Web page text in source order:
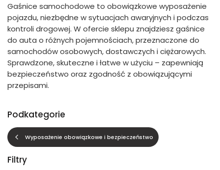
Gaśnice samochodowe to obowiązkowe wyposażenie
pojazdu, niezbędne w sytuacjach awaryjnych i podczas
kontroli drogowej. W ofercie sklepu znajdziesz gaśnice
do auta o różnych pojemnościach, przeznaczone do
samochodów osobowych, dostawczych i ciężarowych.
Sprawdzone, skuteczne i łatwe w użyciu – zapewniają
bezpieczeństwo oraz zgodność z obowiązującymi
przepisami.
Podkategorie
Wyposażenie obowiązkowe i bezpieczeństwo
Filtry